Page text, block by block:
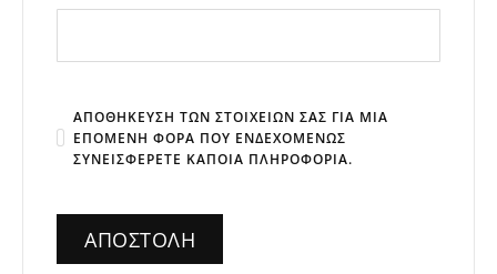
ΑΠΟΘΉΚΕΥΣΗ ΤΩΝ ΣΤΟΙΧΕΊΩΝ ΣΑΣ ΓΙΑ ΜΙΑ
ΕΠΌΜΕΝΗ ΦΟΡΆ ΠΟΥ ΕΝΔΕΧΟΜΈΝΩΣ
ΣΥΝΕΙΣΦΈΡΕΤΕ ΚΆΠΟΙΑ ΠΛΗΡΟΦΟΡΊΑ.